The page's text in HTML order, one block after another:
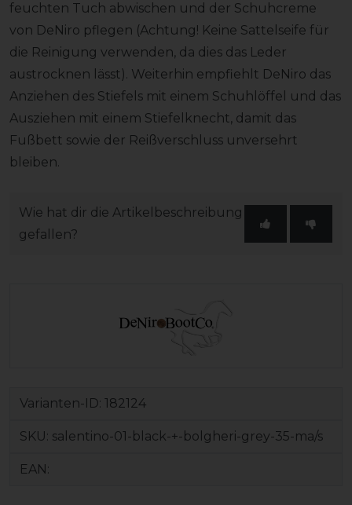
feuchten Tuch abwischen und der Schuhcreme
von DeNiro pflegen (Achtung! Keine Sattelseife für
die Reinigung verwenden, da dies das Leder
austrocknen lässt). Weiterhin empfiehlt DeNiro das
Anziehen des Stiefels mit einem Schuhlöffel und das
Ausziehen mit einem Stiefelknecht, damit das
Fußbett sowie der Reißverschluss unversehrt
bleiben.
Wie hat dir die Artikelbeschreibung
gefallen?
Varianten-ID: 182124
SKU: salentino-01-black-+-bolgheri-grey-35-ma/s
EAN: